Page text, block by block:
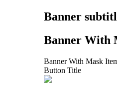
Banner
Banner With
Banner With Mask
Button Title